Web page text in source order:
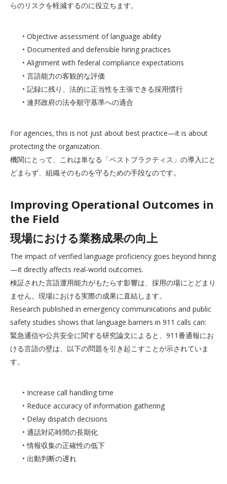
らのリスクを軽減するのに役立ちます。
• Objective assessment of language ability
• Documented and defensible hiring practices
• Alignment with federal compliance expectations
• 言語能力の客観的な評価
• 記録に残り、法的に正当性を主張できる採用慣行
• 連邦政府の法令順守基準への適合
For agencies, this is not just about best practice—it is about
protecting the organization.
機関にとって、これは単なる「ベストプラクティス」の導入にと
どまらず、組織そのものを守るための手段なのです。
Improving Operational Outcomes in
the Field
現場における業務成果の向上
The impact of verified language proficiency goes beyond hiring
—it directly affects real-world outcomes.
検証された言語運用能力がもたらす影響は、採用の場にとどまり
ません。現場における実際の成果に直結します。
Research published in emergency communications and public
safety studies shows that language barriers in 911 calls can:
緊急通信や公共安全に関する研究論文によると、911番通報にお
ける言語の壁は、以下の問題を引き起こすことが示されていま
す。
• Increase call handling time
• Reduce accuracy of information gathering
• Delay dispatch decisions
• 通話対応時間の長期化
• 情報収集の正確性の低下
• 出動判断の遅れ